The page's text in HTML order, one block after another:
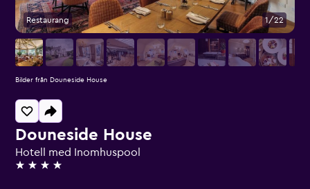
Douneside House
Hotell med Inomhuspool
4 stjärnor
Restaurang 1/22
Bilder från Douneside House